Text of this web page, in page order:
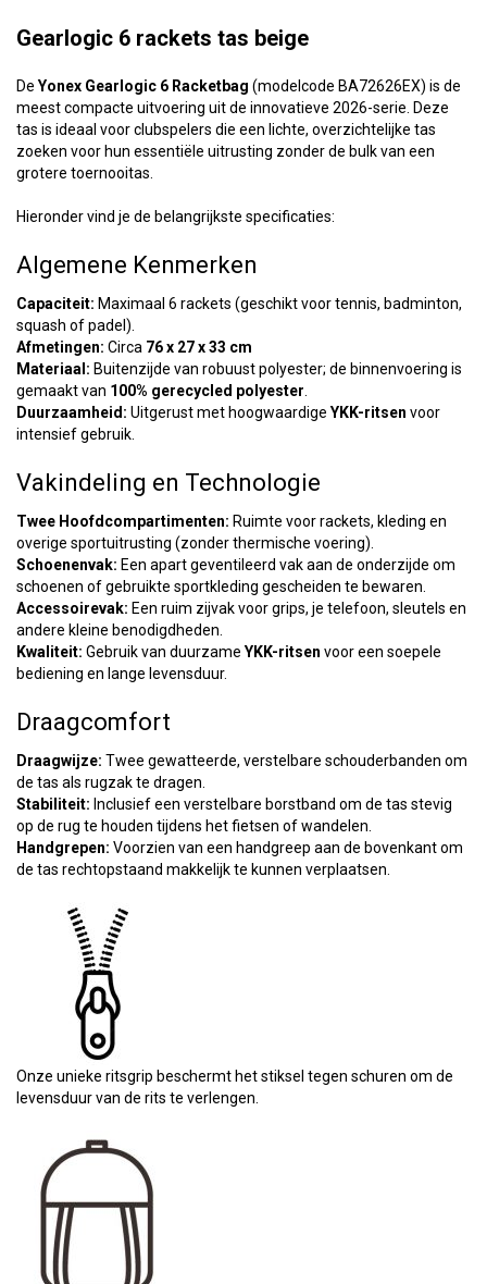
Gearlogic 6 rackets tas beige
De Yonex Gearlogic 6 Racketbag (modelcode BA72626EX) is de
meest compacte uitvoering uit de innovatieve 2026-serie. Deze
tas is ideaal voor clubspelers die een lichte, overzichtelijke tas
zoeken voor hun essentiële uitrusting zonder de bulk van een
grotere toernooitas.
Hieronder vind je de belangrijkste specificaties:
Algemene Kenmerken
Capaciteit: Maximaal 6 rackets (geschikt voor tennis, badminton,
squash of padel).
Afmetingen: Circa 76 x 27 x 33 cm
Materiaal: Buitenzijde van robuust polyester; de binnenvoering is
gemaakt van 100% gerecycled polyester
Duurzaamheid: Uitgerust met hoogwaardige YKK-ritsen voor
intensief gebruik.
Vakindeling en Technologie
Twee Hoofdcompartimenten: Ruimte voor rackets, kleding en
overige sportuitrusting (zonder thermische voering).
Schoenenvak: Een apart geventileerd vak aan de onderzijde om
schoenen of gebruikte sportkleding gescheiden te bewaren.
Accessoirevak: Een ruim zijvak voor grips, je telefoon, sleutels en
andere kleine benodigdheden.
Kwaliteit: Gebruik van duurzame YKK-ritsen voor een soepele
bediening en lange levensduur.
Draagcomfort
Draagwijze: Twee gewatteerde, verstelbare schouderbanden om
de tas als rugzak te dragen.
Stabiliteit: Inclusief een verstelbare borstband om de tas stevig
op de rug te houden tijdens het fietsen of wandelen.
Handgrepen: Voorzien van een handgreep aan de bovenkant om
de tas rechtopstaand makkelijk te kunnen verplaatsen.
Onze unieke ritsgrip beschermt het stiksel tegen schuren om de
levensduur van de rits te verlengen.